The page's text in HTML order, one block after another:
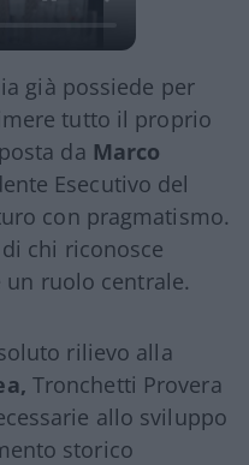
già possiede per
tutto il proprio
da Marco
Esecutivo del
con pragmatismo.
chi riconosce
un ruolo centrale.
rilievo alla
Tronchetti Provera
allo sviluppo
storico